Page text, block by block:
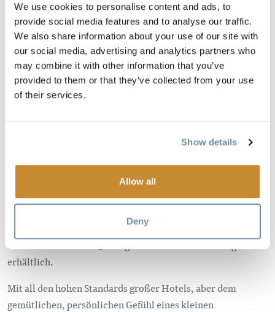
We use cookies to personalise content and ads, to
provide social media features and to analyse our traffic.
We also share information about your use of our site with
our social media, advertising and analytics partners who
may combine it with other information that you’ve
provided to them or that they’ve collected from your use
of their services.
Show details
Allow all
Deny
Die Home Lodge ist ein luxuriöses Bed & Breakfast in einer
über 40 Hektar großen, spektakulären Landschaft. Nur 5
Minuten von Golden entfernt, aber mit dem Gefühl eines
abgelegenen Ortes in den Bergen.
5 stilvolle Schlafzimmer mit Wecker/iPod-Player und
modernem Bad, Fußbodenheizung, flauschigen
Das ganze Haus und Grundstück steht Ihnen zur Verfügung:
Whirlpool, kostenloses drahtloses Internet, Waschküche,
großes Zimmer und eine Bibliothek. Hausgemachtes
Frühstück inklusive. 3-Gänge-Abendessen auf Anfrage
erhältlich.
Mit all den hohen Standards großer Hotels, aber dem
gemütlichen, persönlichen Gefühl eines kleinen